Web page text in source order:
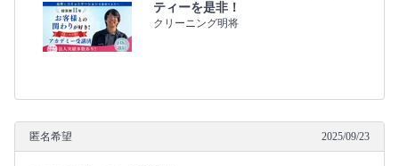
ティーを是非！
クリーニング明将
匿名希望 2025/09/23